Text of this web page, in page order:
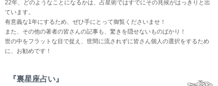
22年、どのようなことになるかは、占星術ではすでにその兆候がはっきりと出
ています。
有意義な1年にするため、ぜひ手にとって御覧くださいませ！
また、その他の著者の皆さんの記事も、驚きを隠せないものばかり！
世の中をフラットな目で捉え、世間に流されずに皆さん個人の選択をするため
に、お勧めです！
『裏星座占い』